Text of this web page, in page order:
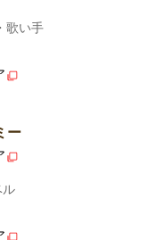
歌い手
ー
ル